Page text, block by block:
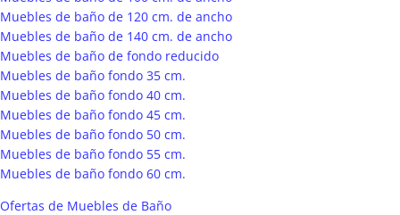
Muebles de baño de 120 cm. de ancho
Muebles de baño de 140 cm. de ancho
Muebles de baño de fondo reducido
Muebles de baño fondo 35 cm.
Muebles de baño fondo 40 cm.
Muebles de baño fondo 45 cm.
Muebles de baño fondo 50 cm.
Muebles de baño fondo 55 cm.
Muebles de baño fondo 60 cm.
Ofertas de Muebles de Baño